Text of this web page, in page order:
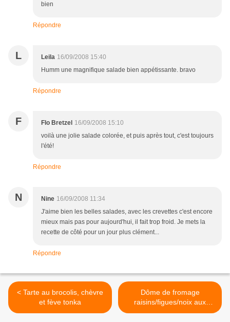
bien
Répondre
L Leila 16/09/2008 15:40
Humm une magnifique salade bien appétissante. bravo
Répondre
F Flo Bretzel 16/09/2008 15:10
voilà une jolie salade colorée, et puis après tout, c'est toujours
l'été!
Répondre
N Nine 16/09/2008 11:34
J'aime bien les belles salades, avec les crevettes c'est encore
mieux mais pas pour aujourd'hui, il fait trop froid. Je mets la
recette de côté pour un jour plus clément...
Répondre
< Tarte au brocolis, chèvre
et fève tonka
Dôme de fromage
raisins/figues/noix aux
figues rôties au Porto >